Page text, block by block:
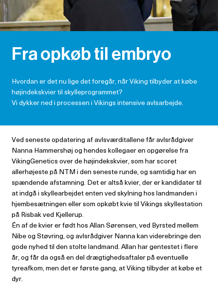
Fra opkøb til embryo
Hvordan er det nu lige det foregår, når Viking tilbyder at købe
højindekskvier til skylleprogrammet?
Vi dykker ned i processen i Vikings intensive avlsarbejde.
Ved seneste opdatering af avlsværditallene får avlsrådgiver
Nanna Hammershøj og hendes kollegaer en opgørelse fra
VikingGenetics over de højindekskvier, som har scoret
allerhøjeste på NTM i den seneste runde, og samtidig har en
spændende afstamning. Det er altså kvier, der er kandidater til
at indgå i skyllearbejdet enten ved skylning hos landmanden i
hjembesætningen eller som opkøbt kvie til Vikings skyllestation
på Risbak ved Kjellerup.
Én af de kvier er født hos Allan Sørensen, ved Byrsted mellem
Nibe og Støvring, og avlsrådgiver Nanna kan viderebringe den
gode nyhed til den stolte landmand. Allan har gentestet i flere
år, og får da også en del drægtighedsaftaler på eventuelle
tyreafkom, men det er første gang, at Viking tilbyder at købe et
dyr.